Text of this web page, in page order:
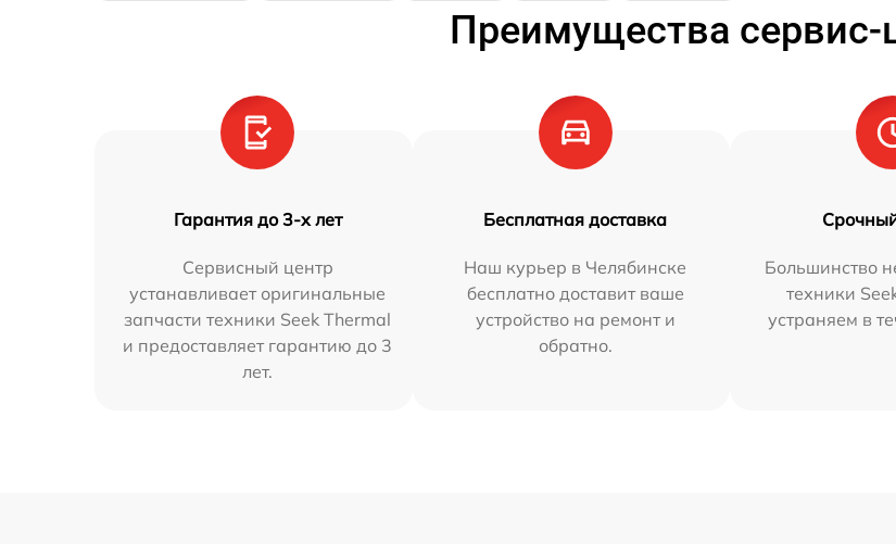
Преимущества сервис-
Гарантия до 3-х лет
Сервисный центр
устанавливает оригинальные
запчасти техники Seek Thermal
и предоставляет гарантию до 3
лет.
Бесплатная доставка
Наш курьер в Челябинске
бесплатно доставит ваше
устройство на ремонт и
обратно.
Большинство
техники
устраняем в